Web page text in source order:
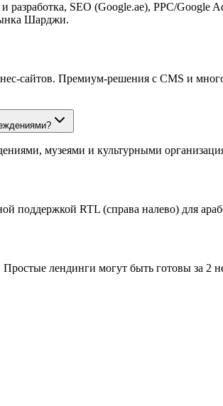
SEO (Google.ae), PPC/Google
Шарджи.
сайтов. Премиум-решения с CMS и
музеями и культурными
поддержкой RTL (справа налево) для
лендинги могут быть готовы за 2